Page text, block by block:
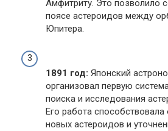
Амфитриту. Это позволило
поясе астероидов между
Юпитера.
1891 год: Японский
организовал первую
поиска и исследования
Его работа
новых астероидов и